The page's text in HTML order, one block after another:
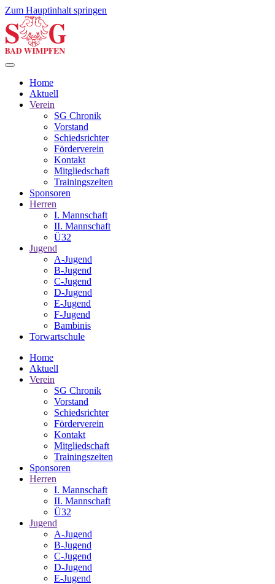
Zum Hauptinhalt springen
Home
Aktuell
Verein
SG Chronik
Vorstand
Schiedsrichter
Förderverein
Kontakt
Mitgliedschaft
Trainingszeiten
Sponsoren
Herren
I. Mannschaft
II. Mannschaft
Ü32
Jugend
A-Jugend
B-Jugend
C-Jugend
D-Jugend
E-Jugend
F-Jugend
Bambinis
Torwartschule
Home
Aktuell
Verein
SG Chronik
Vorstand
Schiedsrichter
Förderverein
Kontakt
Mitgliedschaft
Trainingszeiten
Sponsoren
Herren
I. Mannschaft
II. Mannschaft
Ü32
Jugend
A-Jugend
B-Jugend
C-Jugend
D-Jugend
E-Jugend